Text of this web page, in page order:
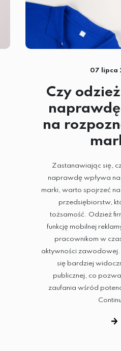
07 lipca
Czy
na
Zastanawiając się,
naprawdę wpływa
marki, warto spojrzeć
przedsiębiorstw,
tożsamość. Odzież
funkcję mobilnej
pracownikom w
aktywności zawodowej.
się bardziej
publicznej, co
zaufania wśród